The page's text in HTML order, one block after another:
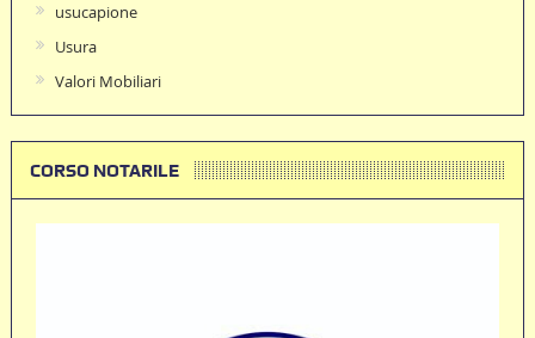
usucapione
Usura
Valori Mobiliari
CORSO NOTARILE